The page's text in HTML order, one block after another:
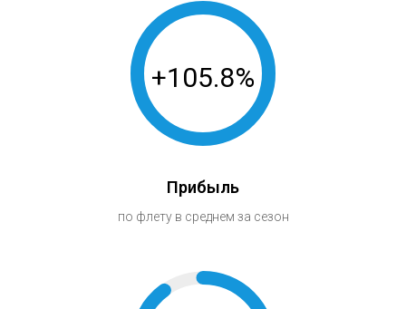
+105.8%
Прибыль
по флету в среднем за сезон